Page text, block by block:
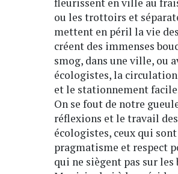
fleurissent en ville au
ou les trottoirs et
mettent en péril la vie
créent des immenses
smog, dans une ville, ou
écologistes, la
et le stationnement
On se fout de notre
réflexions et le travail
écologistes, ceux qui
pragmatisme et respect
qui ne siègent pas sur les